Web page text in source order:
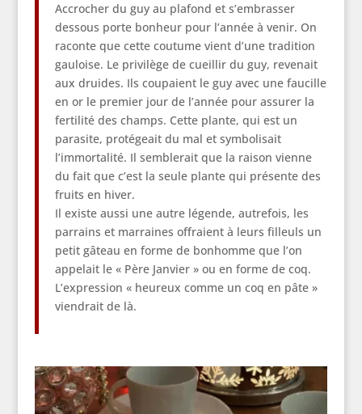
Accrocher du guy au plafond et s’embrasser
dessous porte bonheur pour l’année à venir. On
raconte que cette coutume vient d’une tradition
gauloise. Le privilège de cueillir du guy, revenait
aux druides. Ils coupaient le guy avec une faucille
en or le premier jour de l’année pour assurer la
fertilité des champs. Cette plante, qui est un
parasite, protégeait du mal et symbolisait
l’immortalité. Il semblerait que la raison vienne
du fait que c’est la seule plante qui présente des
fruits en hiver.
Il existe aussi une autre légende, autrefois, les
parrains et marraines offraient à leurs filleuls un
petit gâteau en forme de bonhomme que l’on
appelait le « Père Janvier » ou en forme de coq.
L’expression « heureux comme un coq en pâte »
viendrait de là.